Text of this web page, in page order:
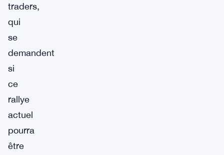
traders,
qui
se
demandent
si
ce
rallye
actuel
pourra
être